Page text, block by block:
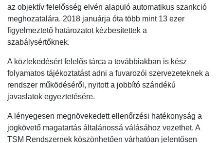
az objektív felelősség elvén alapuló automatikus szankció
meghozatalára. 2018 januárja óta több mint 13 ezer
figyelmeztető határozatot kézbesítettek a
szabálysértőknek.
A közlekedésért felelős tárca a továbbiakban is kész
folyamatos tájékoztatást adni a fuvarozói szervezeteknek a
rendszer működéséről, nyitott a jobbító szándékú
javaslatok egyeztetésére.
A lényegesen megnövekedett ellenőrzési hatékonyság a
jogkövető magatartás általánossá válásához vezethet. A
TSM Rendszernek köszönhetően várhatóan jelentősen